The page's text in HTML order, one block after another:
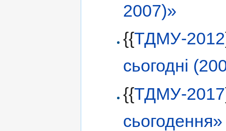
2007)»
{{ТДМУ-2012
сьогодні
{{ТДМУ-2017
сьогодення»